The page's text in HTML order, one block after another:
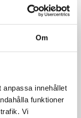
Om
anpassa innehållet
funktioner
Vi
gemensamt -
Kärleken till